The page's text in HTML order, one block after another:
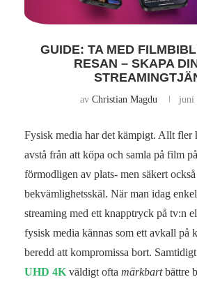
GUIDE: TA MED
RESAN – SKAPA
av Christian Magdu juni
Fysisk media har det kämpigt. Allt fler
avstå från att köpa och samla på film
förmodligen av plats- men säkert
bekvämlighetsskäl. När man idag
streaming med ett knapptryck på tv:n
fysisk media kännas som ett avkall på
beredd att kompromissa bort.
UHD 4Kväldigt ofta märkbartbättre